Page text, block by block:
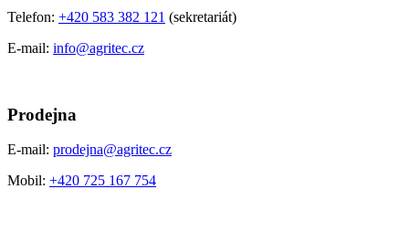
Telefon: +420 583 382 121 (sekretariát)
E-mail: info@agritec.cz
Prodejna
E-mail: prodejna@agritec.cz
Mobil: +420 725 167 754